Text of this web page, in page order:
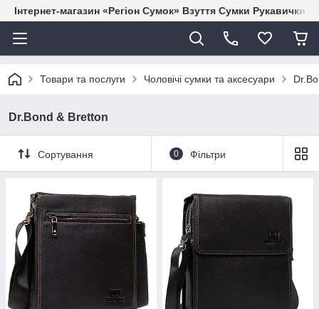
Інтернет-магазин «Регіон Сумок» Взуття Сумки Рукавички
Товари та послуги Чоловічі сумки та аксесуари
Dr.Bond & Bretton
Сортування 0 Фільтри